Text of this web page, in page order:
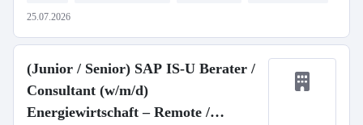
25.07.2026
(Junior / Senior) SAP IS-U Berater /
Consultant (w/m/d)
Energiewirtschaft – Remote /